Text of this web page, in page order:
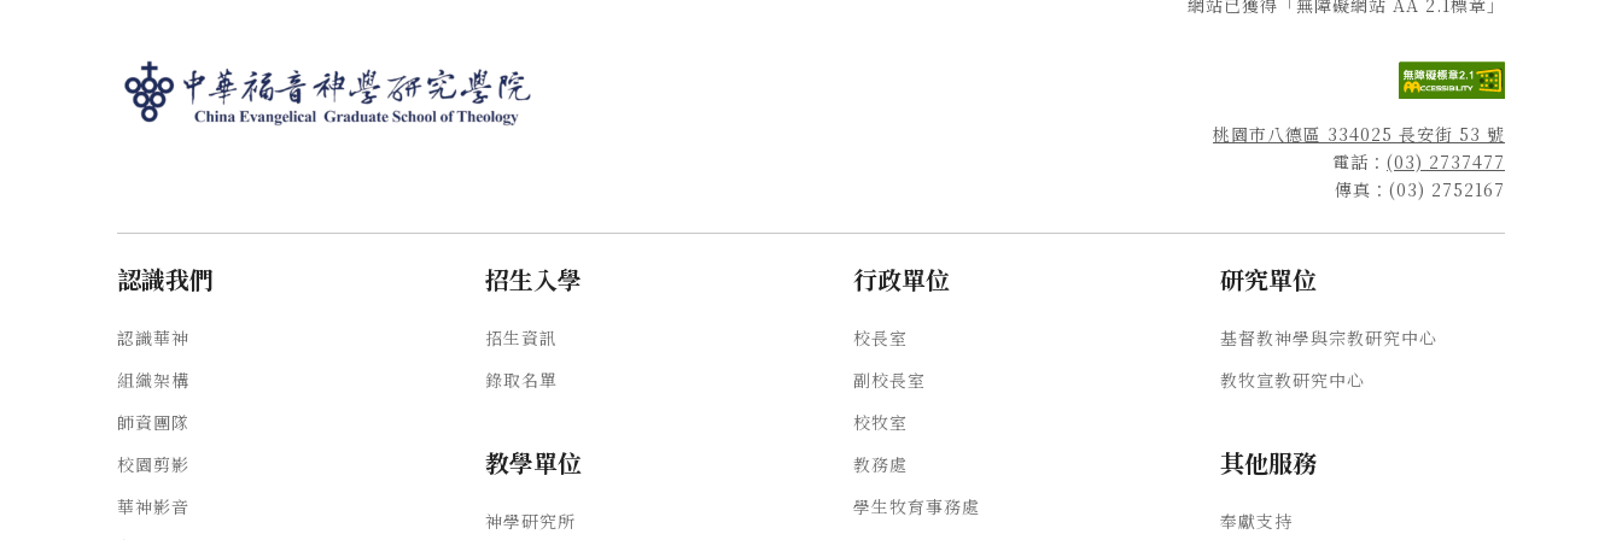
網站已獲得「無障礙網站 AA 2.1標章」
桃園市八德區 334025 長安街 53 號
電話： (03) 2737477
傳真：(03) 2752167
認識我們
認識華神
組織架構
師資團隊
校園剪影
華神影音
招生入學
招生資訊
錄取名單
教學單位
神學研究所
行政單位
校長室
副校長室
校牧室
教務處
學生牧育事務處
研究單位
基督教神學與宗教研究中心
教牧宣教研究中心
其他服務
奉獻支持